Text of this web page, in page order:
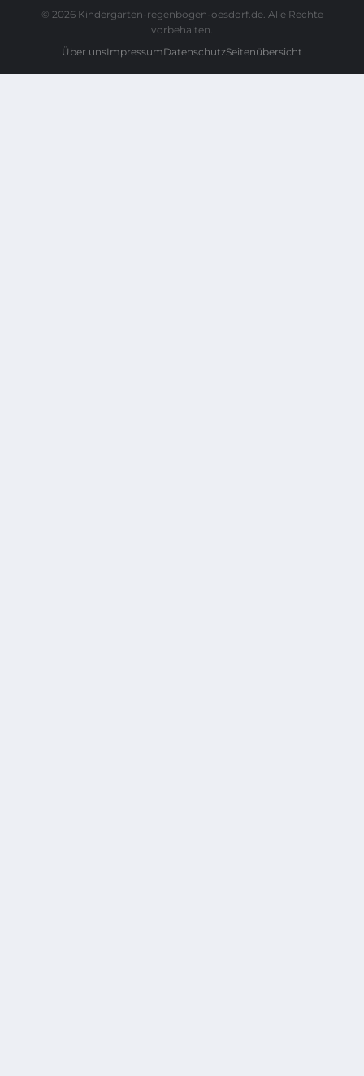
© 2026 Kindergarten-regenbogen-oesdorf.de. Alle Rechte
vorbehalten.
Über unsImpressumDatenschutzSeitenübersicht